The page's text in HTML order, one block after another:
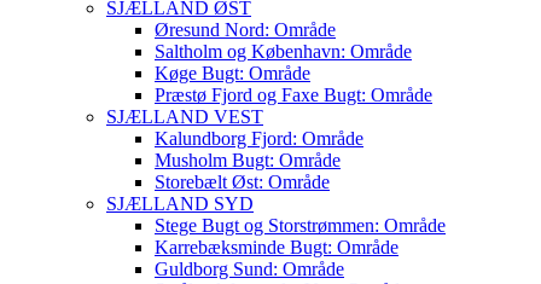
SJÆLLAND ØST
Øresund Nord: Område
Saltholm og København: Område
Køge Bugt: Område
Præstø Fjord og Faxe Bugt: Område
SJÆLLAND VEST
Kalundborg Fjord: Område
Musholm Bugt: Område
Storebælt Øst: Område
SJÆLLAND SYD
Stege Bugt og Storstrømmen: Område
Karrebæksminde Bugt: Område
Guldborg Sund: Område